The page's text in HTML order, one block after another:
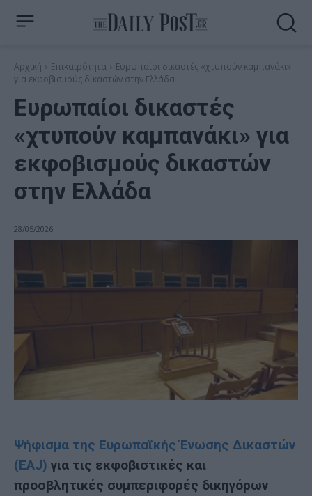
Αρχική Επικαιρότητα
Ευρωπαίοι δικαστές «χτυπούν καμπανάκι»
για εκφοβισμούς δικαστών στην Ελλάδα
Ευρωπαίοι δικαστές
«χτυπούν καμπανάκι» για
εκφοβισμούς δικαστών
στην Ελλάδα
28/05/2026
Ψήφισμα της Ευρωπαϊκής Ένωσης Δικαστών
(EAJ) για τις εκφοβιστικές και
προσβλητικές συμπεριφορές δικηγόρων